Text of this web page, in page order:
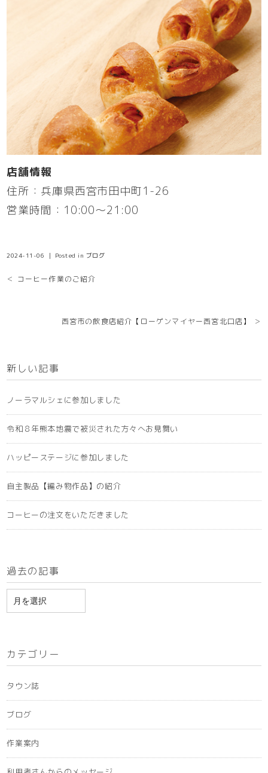
店舗情報
住所：兵庫県西宮市田中町1-26
営業時間：10:00～21:00
2024-11-06 ｜ Posted in ブログ
＜ コーヒー作業のご紹介
西宮市の飲食店紹介【ローゲンマイヤー西宮北口店】 ＞
新しい記事
ノーラマルシェに参加しました
令和８年熊本地震で被災された方々へお見舞い
ハッピーステージに参加しました
自主製品【編み物作品】の紹介
コーヒーの注文をいただきました
過去の記事
ア
ー
イ
カテゴリー
タウン誌
ブログ
作業案内